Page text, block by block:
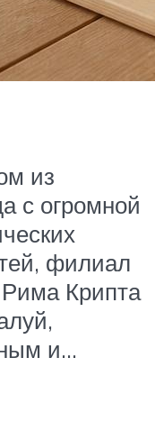
из
с огромной
филиал
Крипта
и…